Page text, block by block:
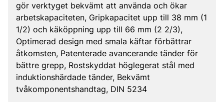
gör verktyget bekvämt att använda och ökar
arbetskapaciteten, Gripkapacitet upp till 38 mm (1
1/2) och käköppning upp till 66 mm (2 2/3),
Optimerad design med smala käftar förbättrar
åtkomsten, Patenterade avancerande tänder för
bättre grepp, Rostskyddat höglegerat stål med
induktionshärdade tänder, Bekvämt
tvåkomponentshandtag, DIN 5234